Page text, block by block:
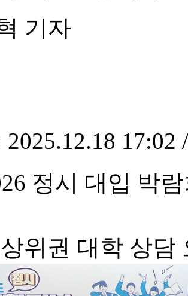
기자
2025.12.18 17:02
정시 대입 박
위권 대학 상담